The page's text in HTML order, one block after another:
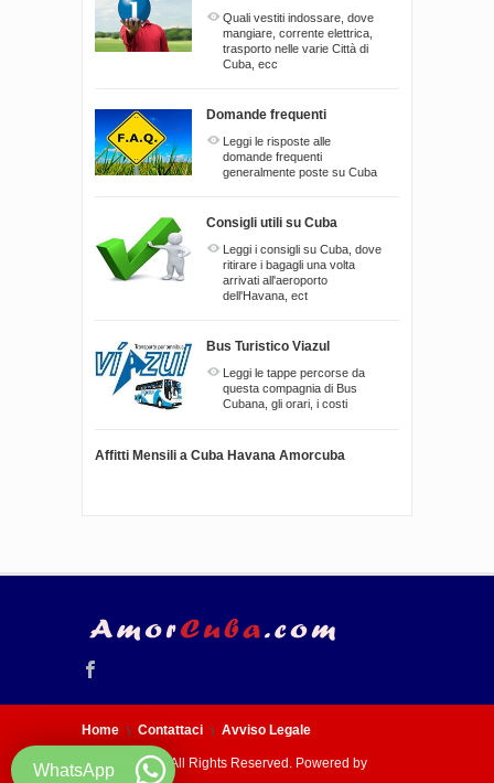
Quali vestiti indossare, dove
mangiare, corrente elettrica,
trasporto nelle varie Città di
Cuba, ecc
Domande frequenti
Leggi le risposte alle
domande frequenti
generalmente poste su Cuba
Consigli utili su Cuba
Leggi i consigli su Cuba, dove
ritirare i bagagli una volta
arrivati all'aeroporto
dell'Havana, ect
Bus Turistico Viazul
Leggi le tappe percorse da
questa compagnia di Bus
Cubana, gli orari, i costi
Affitti Mensili a Cuba Havana Amorcuba
Home Contattaci Avviso Legale
© 2005 - 2026 All Rights Reserved. Powered by
Amorcuba.com
WhatsApp